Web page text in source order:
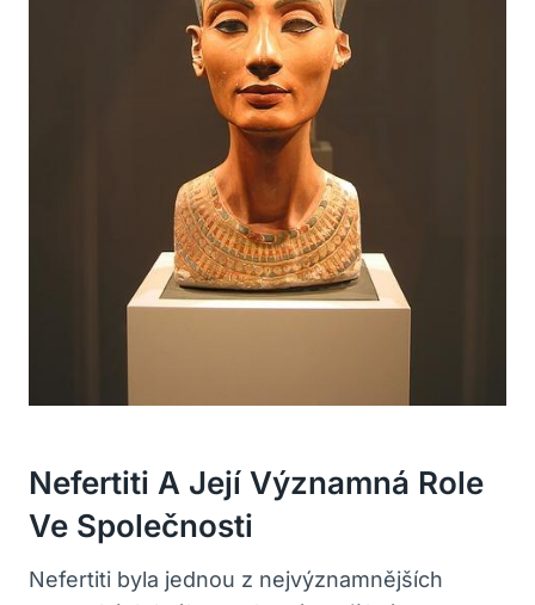
Nefertiti A Její Významná Role
Ve Společnosti
Nefertiti byla jednou z nejvýznamnějších